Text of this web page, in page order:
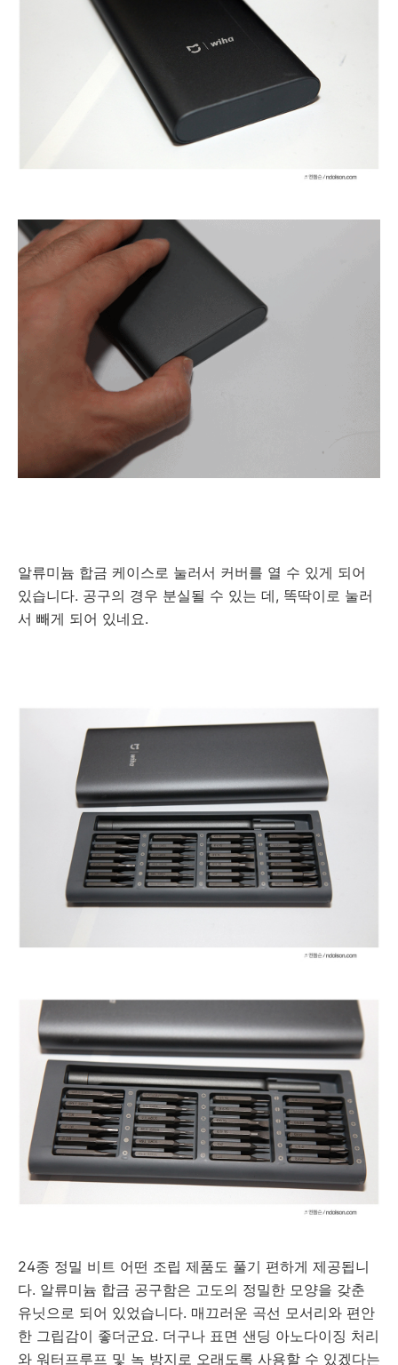
알류미늄 합금 케이스로 눌러서 커버를 열 수 있게 되어
있습니다. 공구의 경우 분실될 수 있는 데, 똑딱이로 눌러
서 빼게 되어 있네요.
24종 정밀 비트 어떤 조립 제품도 풀기 편하게 제공됩니
다. 알류미늄 합금 공구함은 고도의 정밀한 모양을 갖춘
유닛으로 되어 있었습니다. 매끄러운 곡선 모서리와 편안
한 그립감이 좋더군요. 더구나 표면 샌딩 아노다이징 처리
와 워터프루프 및 녹 방지로 오래도록 사용할 수 있겠다는